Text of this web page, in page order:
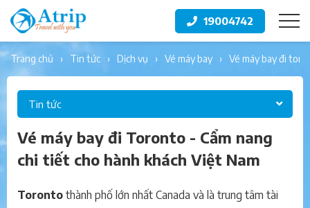
19004742
trang chủ tin tức dịch vụ vé máy bay vé máy bay đi
Tin tức
Vé máy bay đi Toronto - Cẩm nang
chi tiết cho hành khách Việt Nam
Toronto thành phố lớn nhất Canada và là trung tâm tài